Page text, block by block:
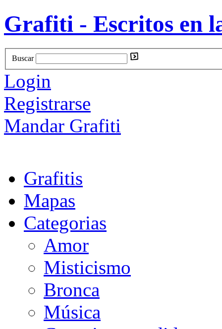
Grafiti - Escritos en
Buscar
Login
Registrarse
Mandar Grafiti
Grafitis
Mapas
Categorias
Amor
Misticismo
Bronca
Música